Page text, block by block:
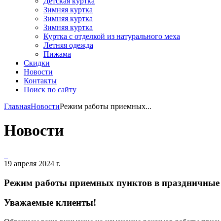
Зимняя куртка
Зимняя куртка
Зимняя куртка
Куртка с отделкой из натурального меха
Летняя одежда
Пижама
Скидки
Новости
Контакты
Поиск по сайту
ГлавнаяНовостиРежим работы приемных...
Новости
19 апреля 2024 г.
Режим работы приемных пунктов в
Уважаемые клиенты!